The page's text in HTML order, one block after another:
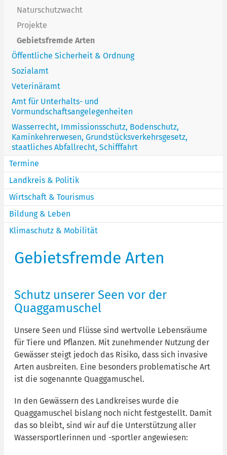
Naturschutzwacht
Projekte
Gebietsfremde Arten
Öffentliche Sicherheit & Ordnung
Sozialamt
Veterinäramt
Amt für Unterhalts- und
Vormundschaftsangelegenheiten
Wasserrecht, Immissionsschutz, Bodenschutz,
Kaminkehrerwesen, Grundstücksverkehrsgesetz,
staatliches Abfallrecht, Schifffahrt
Termine
Landkreis & Politik
Wirtschaft & Tourismus
Bildung & Leben
Klimaschutz & Mobilität
Gebietsfremde Arten
Schutz unserer Seen vor der
Quaggamuschel
Unsere Seen und Flüsse sind wertvolle Lebensräume
für Tiere und Pflanzen. Mit zunehmender Nutzung der
Gewässer steigt jedoch das Risiko, dass sich invasive
Arten ausbreiten. Eine besonders problematische Art
ist die sogenannte Quaggamuschel.
In den Gewässern des Landkreises wurde die
Quaggamuschel bislang noch nicht festgestellt. Damit
das so bleibt, sind wir auf die Unterstützung aller
Wassersportlerinnen und -sportler angewiesen: